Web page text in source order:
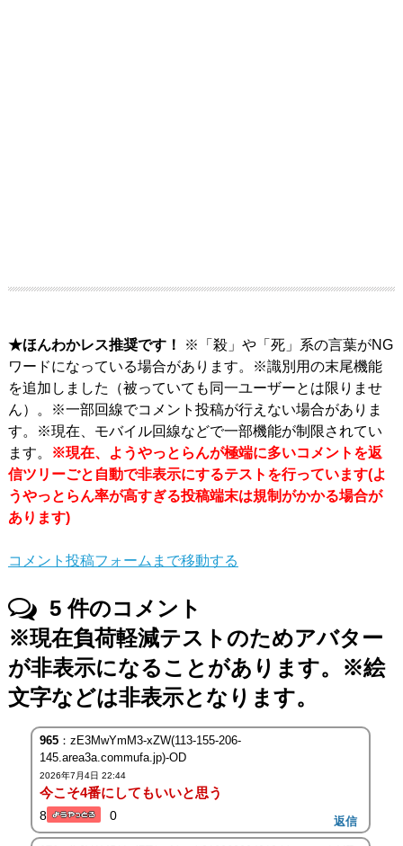
★ほんわかレス推奨です！
※「殺」や「死」系の言葉がNG
ワードになっている場合があります。※識別用の末尾機能
を追加しました（被っていても同一ユーザーとは限りませ
ん）。※一部回線でコメント投稿が行えない場合がありま
す。※現在、モバイル回線などで一部機能が制限されてい
ます。
※現在、ようやっとらんが極端に多いコメントを返
信ツリーごと自動で非表示にするテストを行っています(よ
うやっとらん率が高すぎる投稿端末は規制がかかる場合が
あります)
コメント投稿フォームまで移動する
5件のコメント
※現在負荷軽減テストのためアバター
が非表示になることがあります。※絵
文字などは非表示となります。
965：zE3MwYmM3-xZW(113-155-206-
145.area3a.commufa.jp)-OD
2026年7月4日 22:44
今こそ4番にしてもいいと思う
8 0 返信